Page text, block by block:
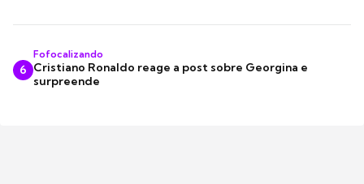
6
Fofocalizando
Cristiano Ronaldo reage a post sobre Georgina e
surpreende